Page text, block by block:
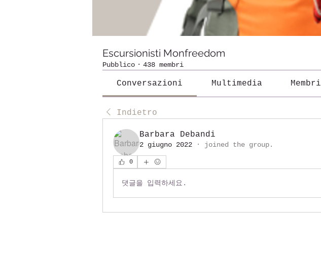
Escursionisti Monfreedom
Pubblico · 438 membri
Conversazioni Multimedia Membri
Indietro
Barbara Debandi
2 giugno 2022 · joined the group.
0
댓글을 입력하세요.